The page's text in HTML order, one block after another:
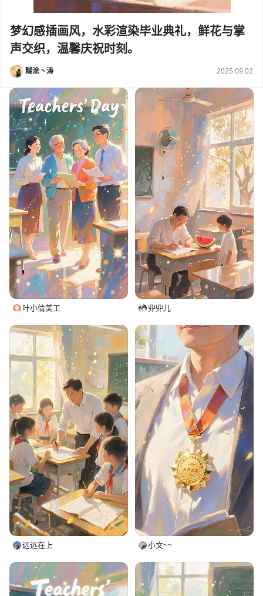
梦幻感插画风，水彩渲染毕业典礼，鲜花与掌
声交织，温馨庆祝时刻。
糊涂丶涛 2025.09.02
叶小倩美工 丱丱儿
远远在上 小文~~